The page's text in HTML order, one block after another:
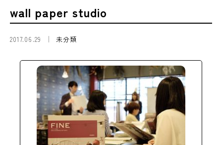
wall paper studio
2017.06.29 未分類